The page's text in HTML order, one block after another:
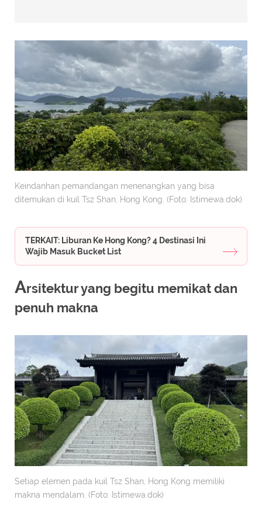
Keindanhan pemandangan menenangkan yang bisa
ditemukan di kuil Tsz Shan, Hong Kong. (Foto: Istimewa.dok)
TERKAIT: Liburan Ke Hong Kong? 4 Destinasi Ini
Wajib Masuk Bucket List
Arsitektur yang begitu memikat dan
penuh makna
Setiap elemen pada kuil Tsz Shan, Hong Kong memiliki
makna mendalam. (Foto: Istimewa.dok)